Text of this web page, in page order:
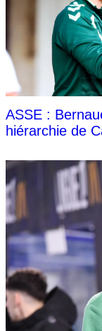
ASSE :
hiérarchie de